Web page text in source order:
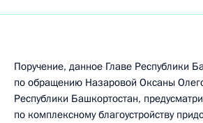
Поручение, данное Главе Республики
по обращению Назаровой Оксаны
Республики Башкортостан,
по комплексному благоустройству